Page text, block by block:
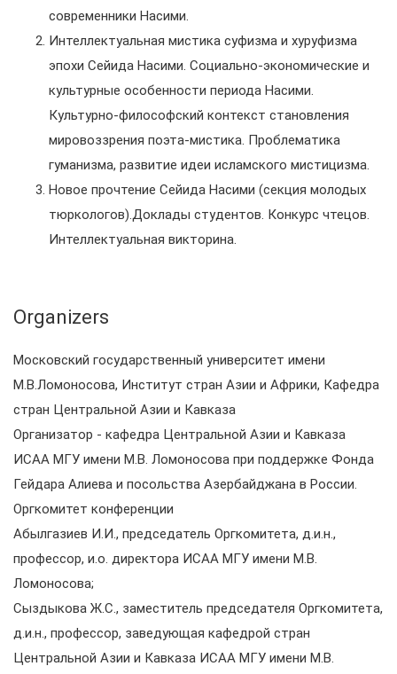
современники Насими.
Интеллектуальная мистика суфизма и хуруфизма
эпохи Сейида Насими. Социально-экономические и
культурные особенности периода Насими.
Культурно-философский контекст становления
мировоззрения поэта-мистика. Проблематика
гуманизма, развитие идеи исламского мистицизма.
Новое прочтение Сейида Насими (секция молодых
тюркологов).Доклады студентов. Конкурс чтецов.
Интеллектуальная викторина.
Organizers
Московский государственный университет имени
М.В.Ломоносова, Институт стран Азии и Африки, Кафедра
стран Центральной Азии и Кавказа
Организатор - кафедра Центральной Азии и Кавказа
ИСАА МГУ имени М.В. Ломоносова при поддержке Фонда
Гейдара Алиева и посольства Азербайджана в России.
Оргкомитет конференции
Абылгазиев И.И., председатель Оргкомитета, д.и.н.,
профессор, и.о. директора ИСАА МГУ имени М.В.
Ломоносова;
Сыздыкова Ж.С., заместитель председателя Оргкомитета,
д.и.н., профессор, заведующая кафедрой стран
Центральной Азии и Кавказа ИСАА МГУ имени М.В.